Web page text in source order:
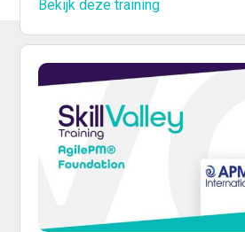
Start je Agile carrière met
Bekijk deze training